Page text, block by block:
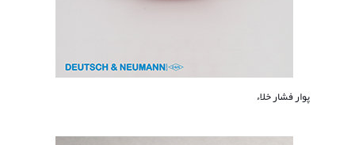
پوار فشار خلاء